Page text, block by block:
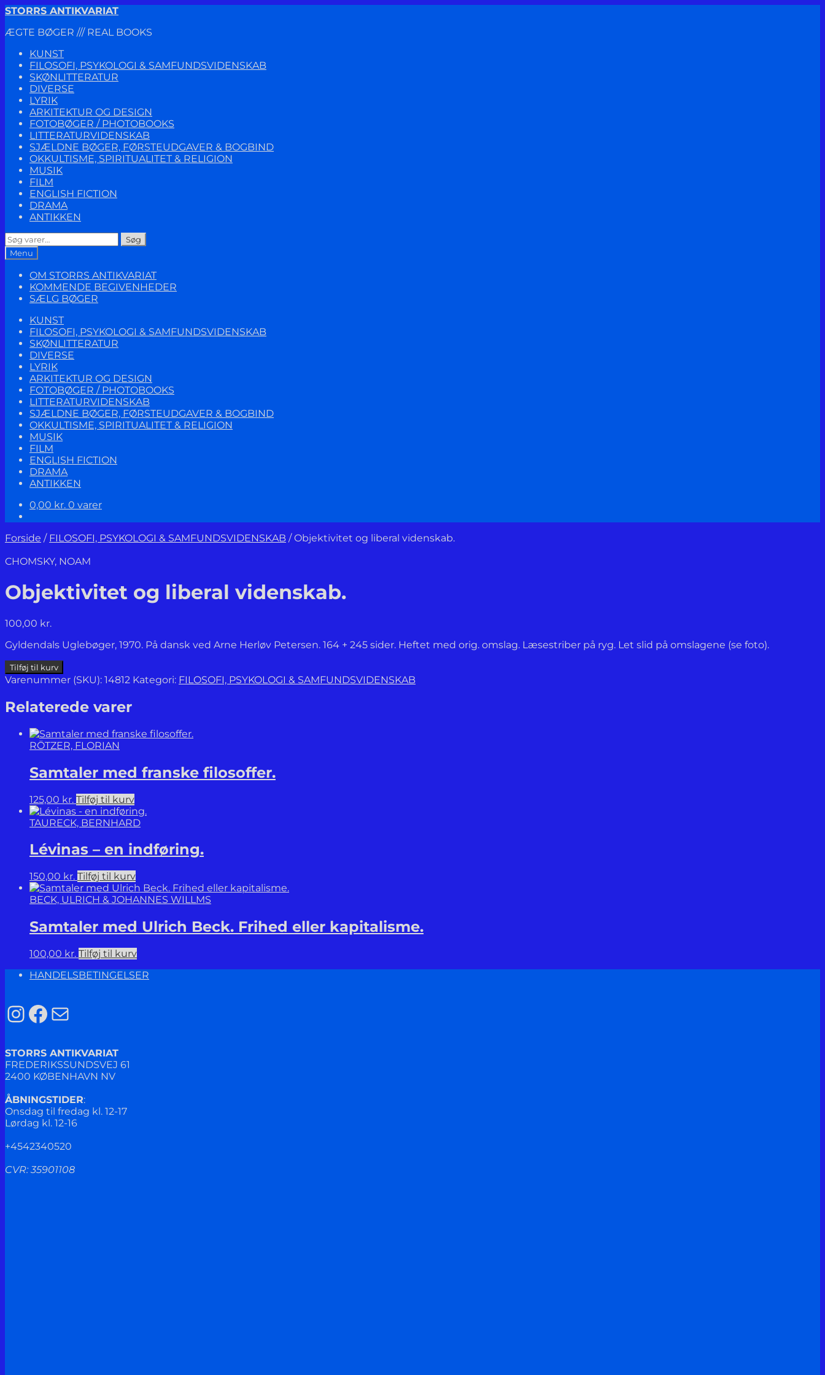
Spring
navigation
Spring
indhold
STORRS ANTIKVARIAT
ÆGTE BØGER /// REAL BOOKS
KUNST
FILOSOFI, PSYKOLOGI & SAMFUNDSVIDENSKAB
SKØNLITTERATUR
DIVERSE
LYRIK
ARKITEKTUR OG DESIGN
FOTOBØGER / PHOTOBOOKS
LITTERATURVIDENSKAB
SJÆLDNE BØGER, FØRSTEUDGAVER & BOGBIND
OKKULTISME, SPIRITUALITET & RELIGION
MUSIK
FILM
ENGLISH FICTION
DRAMA
ANTIKKEN
Søg
efter:
Søg
Menu
OM STORRS ANTIKVARIAT
KOMMENDE BEGIVENHEDER
SÆLG BØGER
KUNST
FILOSOFI, PSYKOLOGI & SAMFUNDSVIDENSKAB
SKØNLITTERATUR
DIVERSE
LYRIK
ARKITEKTUR OG DESIGN
FOTOBØGER / PHOTOBOOKS
LITTERATURVIDENSKAB
SJÆLDNE BØGER, FØRSTEUDGAVER & BOGBIND
OKKULTISME, SPIRITUALITET & RELIGION
MUSIK
FILM
ENGLISH FICTION
DRAMA
ANTIKKEN
0,00 kr. 0 varer
Forside / FILOSOFI, PSYKOLOGI & SAMFUNDSVIDENSKAB /Objektivitet og liberal videnskab.
CHOMSKY, NOAM
Objektivitet og liberal videnskab.
100,00 kr.
Gyldendals Uglebøger, 1970. På dansk ved Arne Herløv Petersen. 164 + 245 sider. Heftet med orig. omslag. Læsestriber på ryg. Let slid på omslagene (se foto).
Objektivitet
og
videnskab.
antal
Tilføj til kurv
Varenummer (SKU): 14812 Kategori: FILOSOFI, PSYKOLOGI & SAMFUNDSVIDENSKAB
Relaterede varer
RÖTZER, FLORIAN
Samtaler med franske filosoffer.
125,00 kr. Tilføj til kurv
TAURECK, BERNHARD
Lévinas – en indføring.
150,00 kr. Tilføj til kurv
BECK, ULRICH & JOHANNES WILLMS
Samtaler med Ulrich Beck. Frihed eller kapitalisme.
100,00 kr. Tilføj til kurv
HANDELSBETINGELSER
Instagram
Facebook
Mail
STORRS ANTIKVARIAT
FREDERIKSSUNDSVEJ 61
2400 KØBENHAVN NV
ÅBNINGSTIDER:
Onsdag til fredag kl. 12-17
Lørdag kl. 12-16
+4542340520
CVR: 35901108